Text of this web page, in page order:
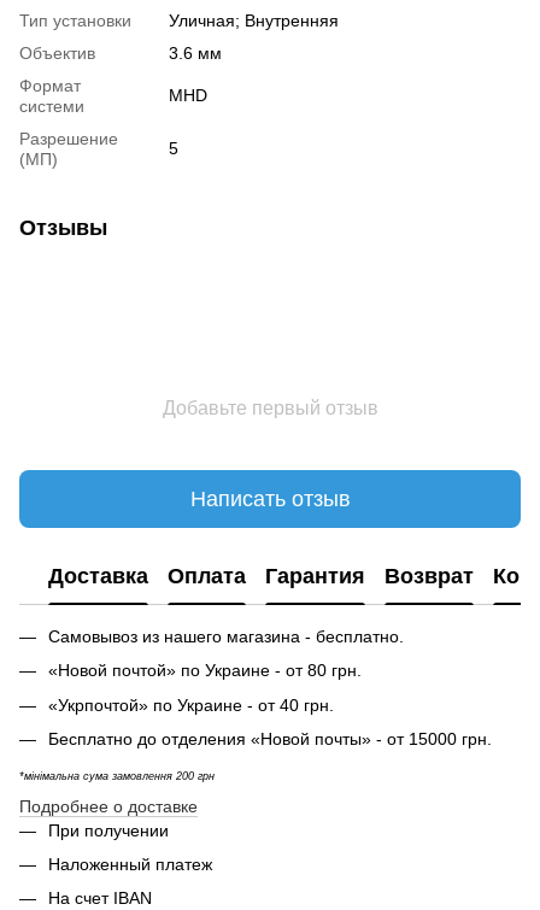
Тип установки
Уличная; Внутренняя
Объектив
3.6 мм
Формат
системи
MHD
Разрешение
(МП)
5
Отзывы
Добавьте первый отзыв
Написать отзыв
Доставка Оплата Гарантия Возврат
Самовывоз из нашего магазина - бесплатно.
«Новой почтой» по Украине - от 80 грн.
«Укрпочтой» по Украине - от 40 грн.
Бесплатно до отделения «Новой почты» - от 15000 грн.
*мінімальна сума замовлення 200 грн
Подробнее о доставке
При получении
Наложенный платеж
На счет IBAN